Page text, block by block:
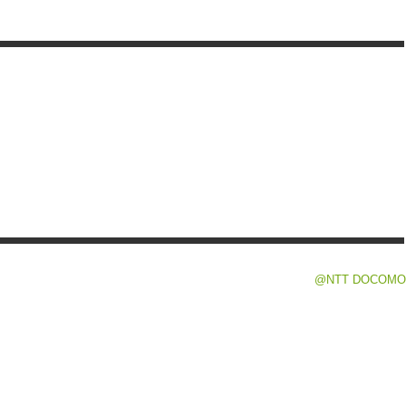
@NTT DOCOMO